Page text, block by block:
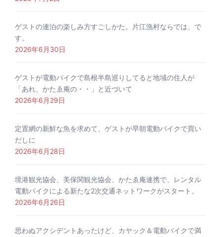
ゲストの連泊の楽しみ方すごしかた。片江漁村ならでは、で
す。
2026年6月30日
ゲストが電動バイクで島根半島巡りしてると地域の住人が
「あれ、かたゑ庵の・・」と近づいて
2026年6月29日
定置網の新鮮な魚を求めて、ゲストが早朝電動バイクで買い
だしに
2026年6月28日
境港観光協会、美保関観光協会、かたゑ庵連携で、レンタル
電動バイクによる新たな2次交通ネットワークがスタート。
2026年6月26日
思わぬアクシデントあったけど、カヤック＆電動バイクで満